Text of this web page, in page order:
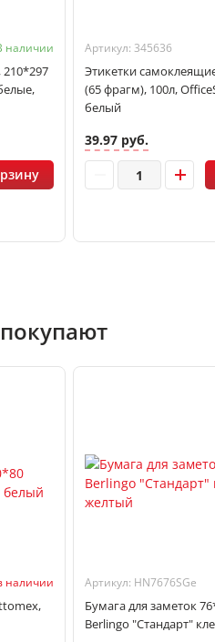
наличии
210*297
Артикул: 345636
Этикетки
(65 фрагм), 100л,
белый
39.97 руб.
наличии Артикул: HN7676SGe
Бумага для заметок
Berlingo "Стандарт"